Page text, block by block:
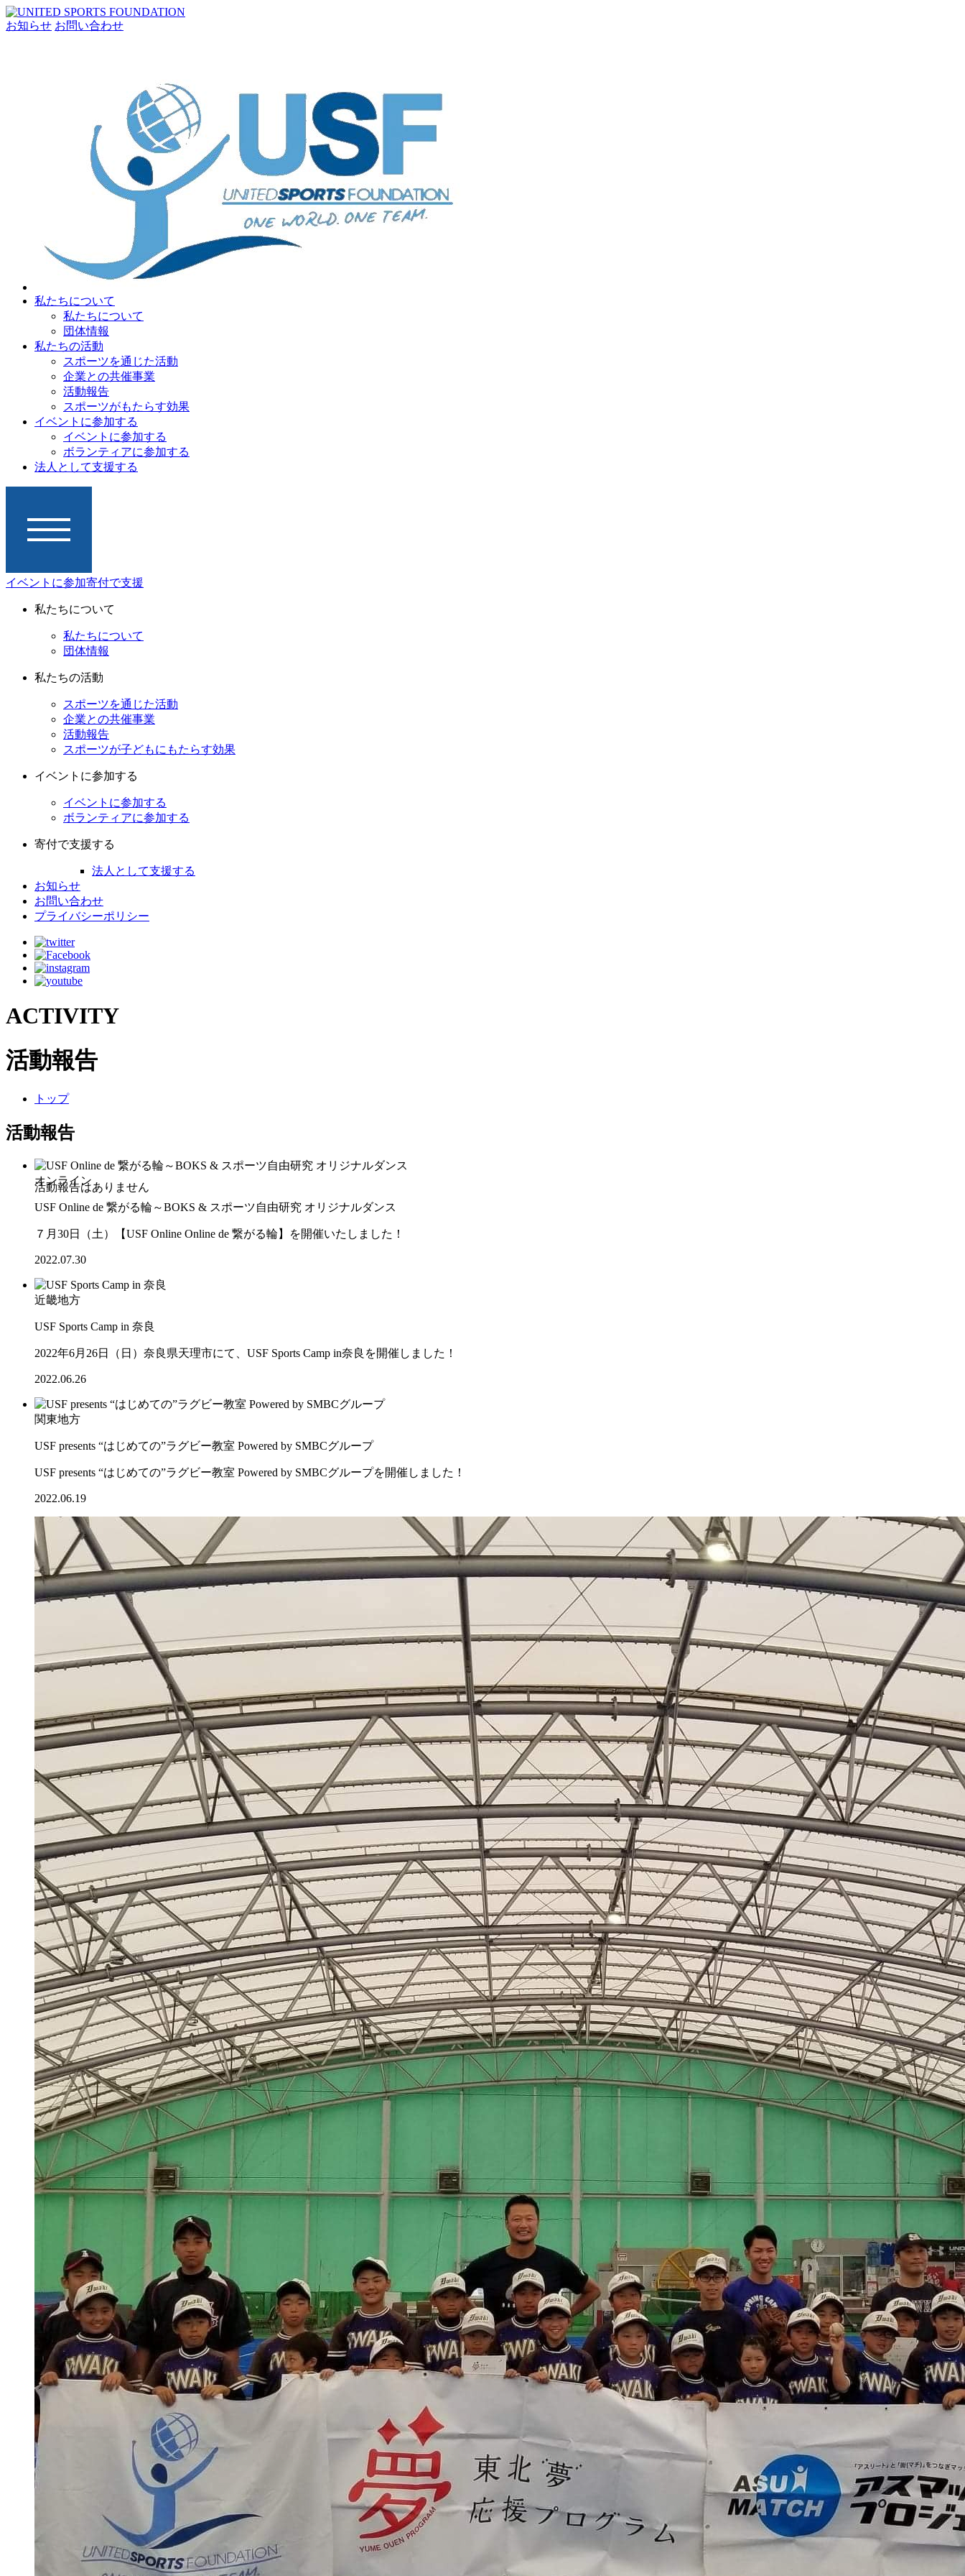
お知らせ お問い合わせ
私たちについて
私たちについて
団体情報
私たちの活動
スポーツを通じた活動
企業との共催事業
活動報告
スポーツがもたらす効果
イベントに参加する
イベントに参加する
ボランティアに参加する
法人として支援する
イベントに参加寄付で支援
私たちについて
私たちについて
団体情報
私たちの活動
スポーツを通じた活動
企業との共催事業
活動報告
スポーツが子どもにもたらす効果
イベントに参加する
イベントに参加する
ボランティアに参加する
寄付で支援する
法人として支援する
お知らせ
お問い合わせ
プライバシーポリシー
ACTIVITY
活動報告
トップ
活動報告
オンライン
USF Online de 繋がる輪～BOKS & スポーツ自由研究 オリジナルダンス
７月30日（土）【USF Online Online de 繋がる輪】を開催いたしました！
2022.07.30
近畿地方
USF Sports Camp in 奈良
2022年6月26日（日）奈良県天理市にて、USF Sports Camp in奈良を開催しました！
2022.06.26
関東地方
USF presents “はじめての”ラグビー教室 Powered by SMBCグループ
USF presents “はじめての”ラグビー教室 Powered by SMBCグループを開催しました！
2022.06.19